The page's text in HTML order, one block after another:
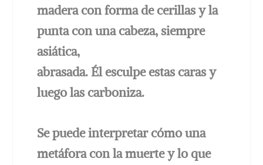
madera con forma de cerillas y la
punta con una cabeza, siempre
asiática,
abrasada. Él esculpe estas caras y
luego las carboniza.
Se puede interpretar cómo una
metáfora con la muerte y lo que